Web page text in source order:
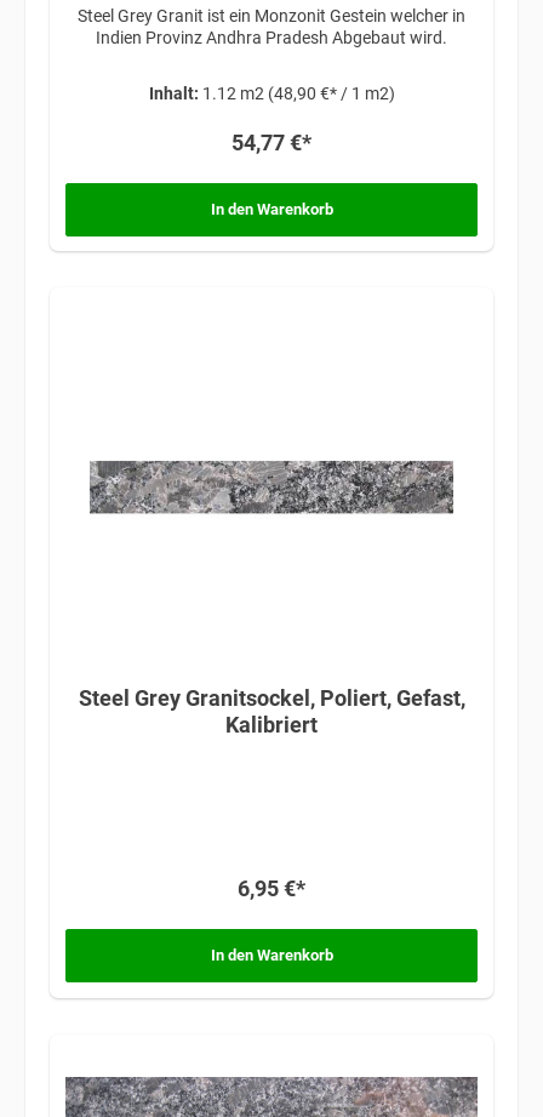
Steel Grey Granit ist ein Monzonit Gestein welcher in
Indien Provinz Andhra Pradesh Abgebaut wird.
Inhalt: 1.12 m2 (48,90 €* / 1 m2)
54,77 €*
In den Warenkorb
Steel Grey Granitsockel, Poliert, Gefast,
Kalibriert
6,95 €*
In den Warenkorb